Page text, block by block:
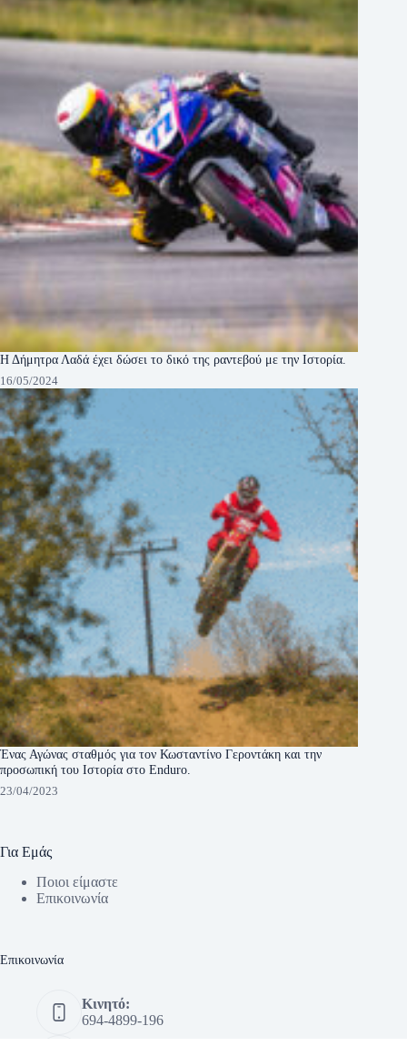
Η Δήμητρα Λαδά έχει δώσει το δικό της ραντεβού με την Ιστορία.
16/05/2024
Ένας Αγώνας σταθμός για τον Κωσταντίνο Γεροντάκη και την
προσωπική του Ιστορία στο Enduro.
23/04/2023
Για Εμάς
Ποιοι είμαστε
Eπικοινωνία
Eπικοινωνία
Κινητό:
694-4899-196